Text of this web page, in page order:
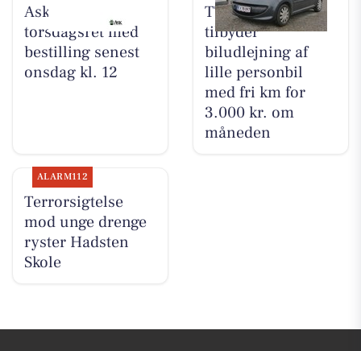
Ask tilbyder
torsdagsret med
bestilling senest
onsdag kl. 12
TT CARS ApS
tilbyder
biludlejning af
lille personbil
med fri km for
3.000 kr. om
måneden
ALARM112
Terrorsigtelse
mod unge drenge
ryster Hadsten
Skole